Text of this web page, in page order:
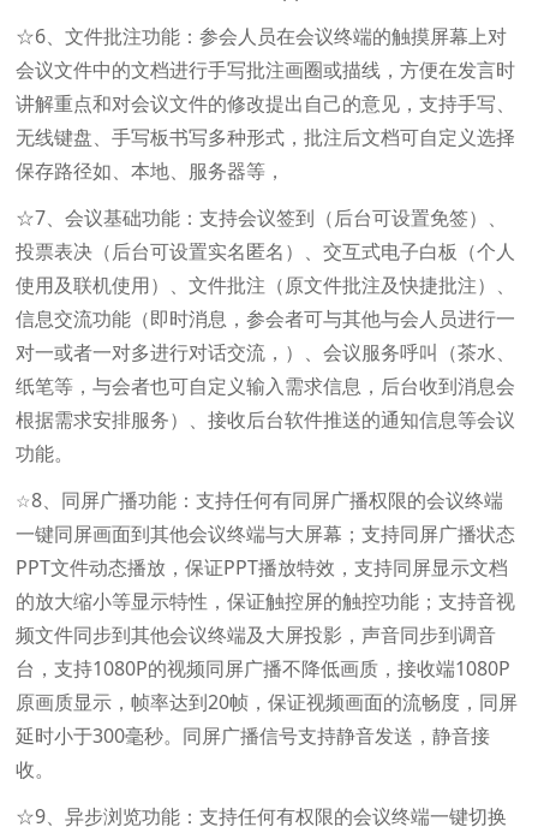
☆6、文件批注功能：参会人员在会议终端的触摸屏幕上对
会议文件中的文档进行手写批注画圈或描线，方便在发言时
讲解重点和对会议文件的修改提出自己的意见，支持手写、
无线键盘、手写板书写多种形式，批注后文档可自定义选择
保存路径如、本地、服务器等，
☆7、会议基础功能：支持会议签到（后台可设置免签）、
投票表决（后台可设置实名匿名）、交互式电子白板（个人
使用及联机使用）、文件批注（原文件批注及快捷批注）、
信息交流功能（即时消息，参会者可与其他与会人员进行一
对一或者一对多进行对话交流，）、会议服务呼叫（茶水、
纸笔等，与会者也可自定义输入需求信息，后台收到消息会
根据需求安排服务）、接收后台软件推送的通知信息等会议
功能。
☆8、同屏广播功能：支持任何有同屏广播权限的会议终端
一键同屏画面到其他会议终端与大屏幕；支持同屏广播状态
PPT文件动态播放，保证PPT播放特效，支持同屏显示文档
的放大缩小等显示特性，保证触控屏的触控功能；支持音视
频文件同步到其他会议终端及大屏投影，声音同步到调音
台，支持1080P的视频同屏广播不降低画质，接收端1080P
原画质显示，帧率达到20帧，保证视频画面的流畅度，同屏
延时小于300毫秒。同屏广播信号支持静音发送，静音接
收。
☆9、异步浏览功能：支持任何有权限的会议终端一键切换